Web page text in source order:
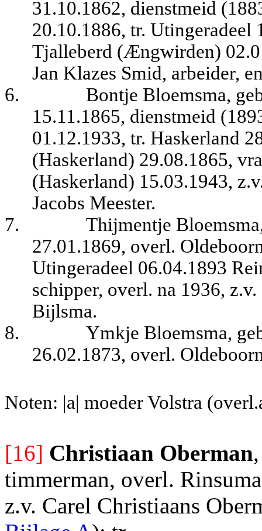
31.10.1862, dienstmeid
20.10.1886, tr. Utingeradeel
Tjalleberd (Ængwirden)
Jan Klazes Smid, arbeider,
6.
Bontje Bloemsma,
15.11.1865, dienstmeid
01.12.1933, tr. Haskerland
(Haskerland) 29.08.1865,
(Haskerland) 15.03.1943,
Jacobs Meester.
7.
Thijmentje
27.01.1869, overl.
Utingeradeel 06.04.1893
schipper, overl. na 1936,
Bijlsma.
8.
Ymkje Bloemsma,
26.02.1873, overl.
Noten: |a| moeder Volstra
[16] Christiaan Oberman
timmerman, overl.
z.v. Carel Christiaans